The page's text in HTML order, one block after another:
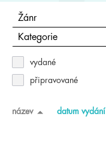
Žánr
Kategorie
vydané
připravované
název datum vydání